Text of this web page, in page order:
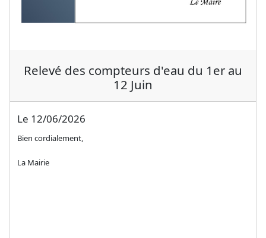
Relevé des compteurs d'eau du 1er au
12 Juin
Le 12/06/2026
Bien cordialement,
La Mairie